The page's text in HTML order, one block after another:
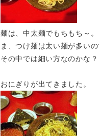
麺は、中太麺でもちもち～。
ま、つけ麺は太い麺が多いの
その中では細い方なのかな？
おにぎりが出てきました。